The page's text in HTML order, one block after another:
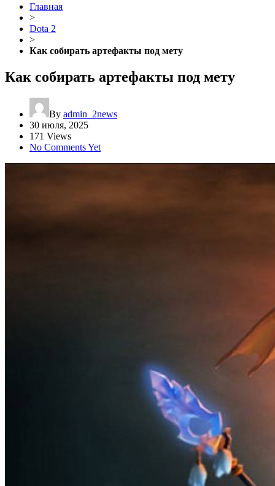
Главная
>
Dota 2
>
Как собирать артефакты под мету
Как собирать артефакты под мету
By admin_2news
30 июля, 2025
171 Views
No Comments Yet